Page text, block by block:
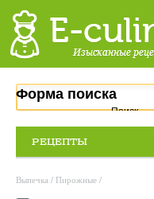
Форма поиска
Поиск
РЕЦЕПТЫ
Выпечка / Пирожные /